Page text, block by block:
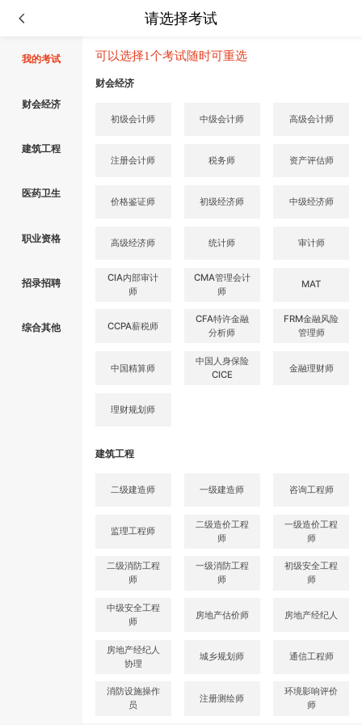
请选择考试
我的考试
财会经济
建筑工程
医药卫生
职业资格
招录招聘
综合其他
可以选择1个考试随时可重选
财会经济
初级会计师 中级会计师 高级会计师
注册会计师 税务师 资产评估师
价格鉴证师 初级经济师 中级经济师
高级经济师 统计师 审计师
CIA内部审计
师
CMA管理会计
师
MAT
CCPA薪税师
CFA特许金融
分析师
FRM金融风险
管理师
中国精算师
中国人身保险
CICE
金融理财师
理财规划师
建筑工程
二级建造师 一级建造师 咨询工程师
监理工程师
二级造价工程
师
一级造价工程
师
二级消防工程
师
一级消防工程
师
初级安全工程
师
中级安全工程
师
房地产估价师 房地产经纪人
房地产经纪人
协理
城乡规划师 通信工程师
消防设施操作
员
注册测绘师
环境影响评价
师